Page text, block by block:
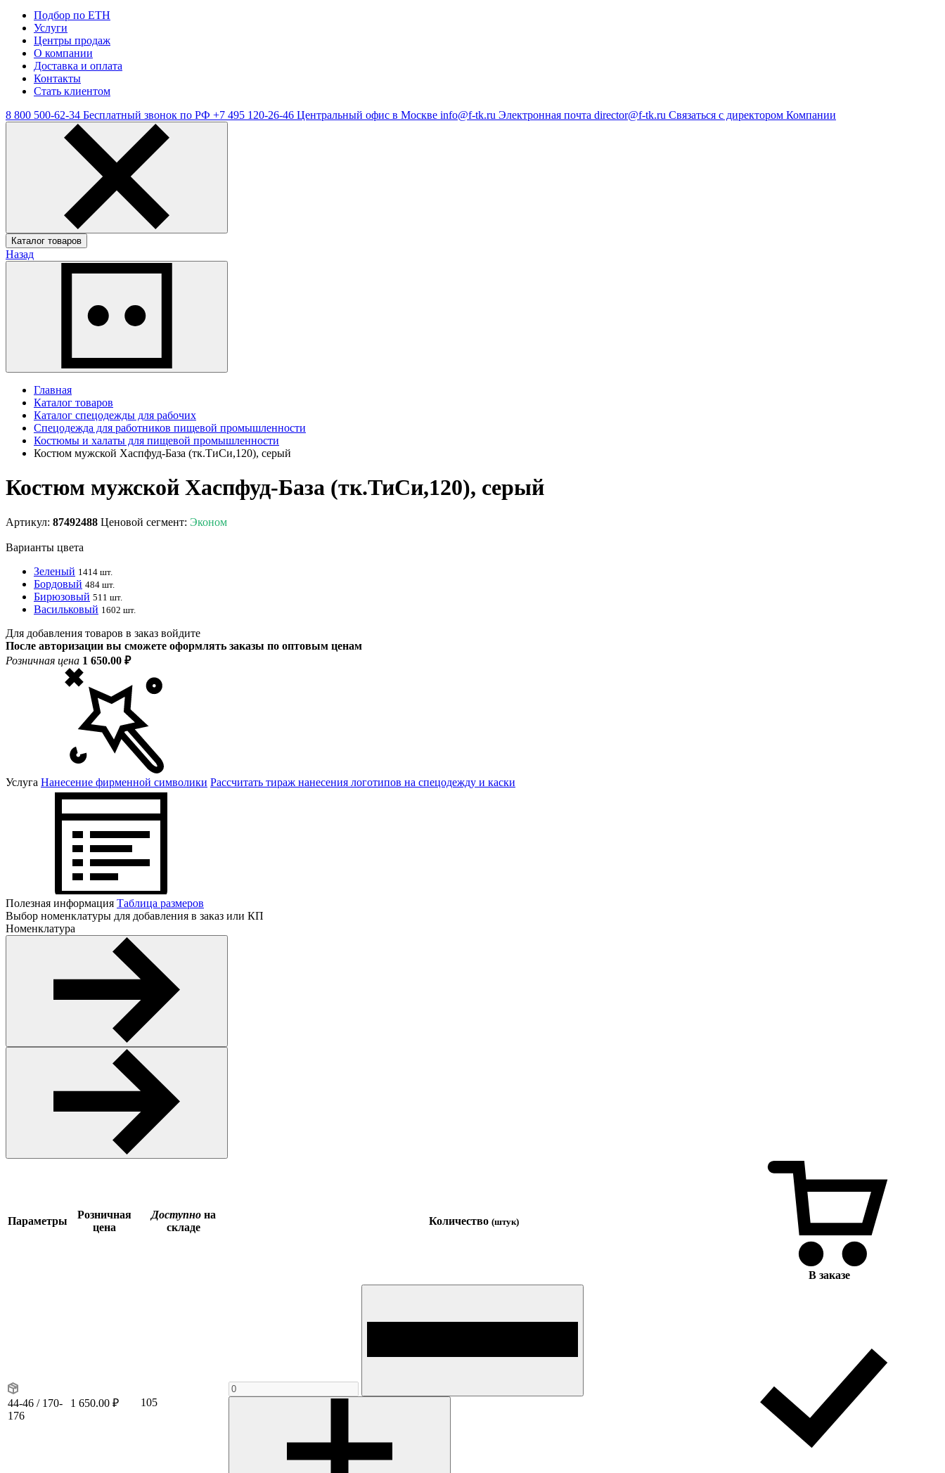
Подбор по ЕТН
Услуги
Центры продаж
О компании
Доставка и оплата
Контакты
Стать клиентом
8 800 500-62-34 Бесплатный звонок по РФ +7 495 120-26-46 Центральный офис в Москве info@f-tk.ru Электронная почта director@f-tk.ru Связаться с директором Компании
Каталог товаров
Назад
Главная
Каталог товаров
Каталог спецодежды для рабочих
Спецодежда для работников пищевой промышленности
Костюмы и халаты для пищевой промышленности
Костюм мужской Хаспфуд-База (тк.ТиСи,120), серый
Костюм мужской Хаспфуд-База (тк.ТиСи,120), серый
Артикул: 87492488 Ценовой сегмент: Эконом
Варианты цвета
Зеленый 1414 шт.
Бордовый 484 шт.
Бирюзовый 511 шт.
Васильковый 1602 шт.
Для добавления товаров в заказ войдите
После авторизации вы сможете оформлять заказы по оптовым ценам
Розничная цена 1 650.00 ₽
Услуга Нанесение фирменной символики Рассчитать тираж нанесения логотипов на спецодежду и каски
Полезная информация Таблица размеров
Выбор номенклатуры для добавления в заказ или КП
Номенклатура
Параметры
Розничная
цена
Доступно на
складе
Количество (штук)
В заказе
44-46 / 170-
176
1 650.00 ₽ 105